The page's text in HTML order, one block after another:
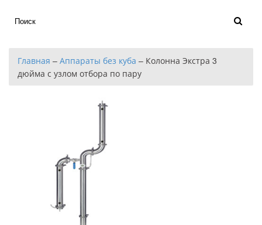
Главная – Аппараты без куба – Колонна Экстра 3
дюйма с узлом отбора по пару